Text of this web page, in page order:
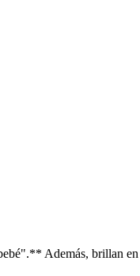
Además, brillan